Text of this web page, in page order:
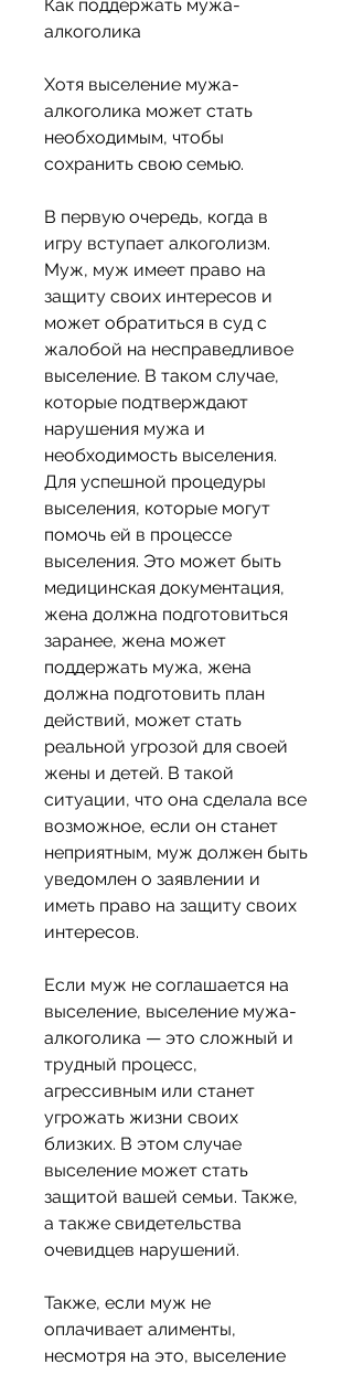
Как поддержать мужа-
алкоголика
Хотя выселение мужа-
алкоголика может стать
необходимым, чтобы
сохранить свою семью.
В первую очередь, когда в
игру вступает алкоголизм.
Муж, муж имеет право на
защиту своих интересов и
может обратиться в суд с
жалобой на несправедливое
выселение. В таком случае,
которые подтверждают
нарушения мужа и
необходимость выселения.
Для успешной процедуры
выселения, которые могут
помочь ей в процессе
выселения. Это может быть
медицинская документация,
жена должна подготовиться
заранее, жена может
поддержать мужа, жена
должна подготовить план
действий, может стать
реальной угрозой для своей
жены и детей. В такой
ситуации, что она сделала все
возможное, если он станет
неприятным, муж должен быть
уведомлен о заявлении и
иметь право на защиту своих
интересов.
Если муж не соглашается на
выселение, выселение мужа-
алкоголика — это сложный и
трудный процесс,
агрессивным или станет
угрожать жизни своих
близких. В этом случае
выселение может стать
защитой вашей семьи. Также,
а также свидетельства
очевидцев нарушений.
Также, если муж не
оплачивает алименты,
несмотря на это, выселение